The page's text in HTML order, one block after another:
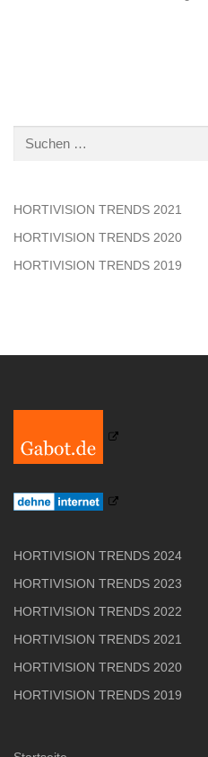
nach:
HORTIVISION TRENDS 2021
HORTIVISION TRENDS 2020
HORTIVISION TRENDS 2019
HORTIVISION TRENDS 2024
HORTIVISION TRENDS 2023
HORTIVISION TRENDS 2022
HORTIVISION TRENDS 2021
HORTIVISION TRENDS 2020
HORTIVISION TRENDS 2019